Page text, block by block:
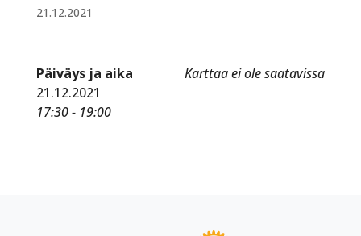
21.12.2021
Karttaa ei ole saatavissa
Päiväys ja aika
21.12.2021
17:30 - 19:00